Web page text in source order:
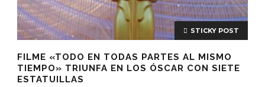
STICKY POST
FILME «TODO EN TODAS PARTES AL MISMO
TIEMPO» TRIUNFA EN LOS ÓSCAR CON SIETE
ESTATUILLAS